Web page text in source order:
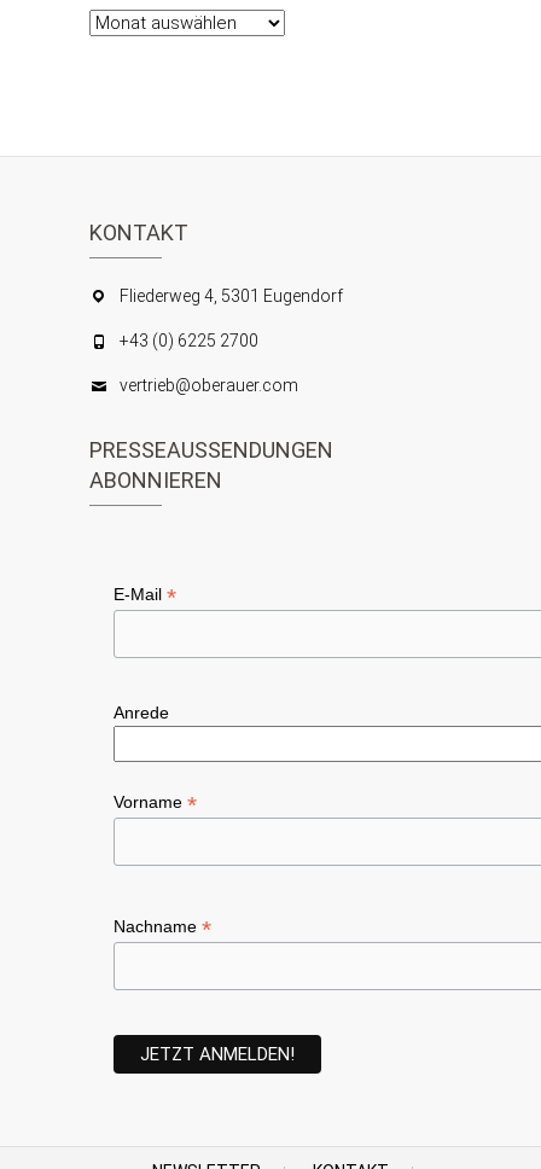
Archiv
KONTAKT
Fliederweg 4, 5301 Eugendorf
+43 (0) 6225 2700
vertrieb@oberauer.com
PRESSEAUSSENDUNGEN
ABONNIEREN
E-Mail *
Anrede
Vorname *
Nachname *